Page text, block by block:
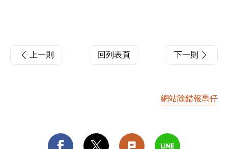
上一則 回列表頁 下一則
網站除錯報馬仔